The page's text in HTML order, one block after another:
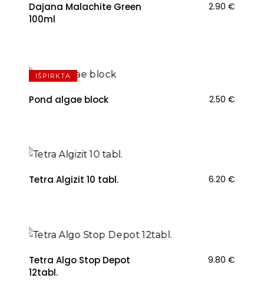
Dajana Malachite Green
100ml
2.90 €
IŠPIRKTA
Pond algae block 2.50 €
Tetra Algizit 10 tabl. 6.20 €
Tetra Algo Stop Depot
12tabl.
9.80 €